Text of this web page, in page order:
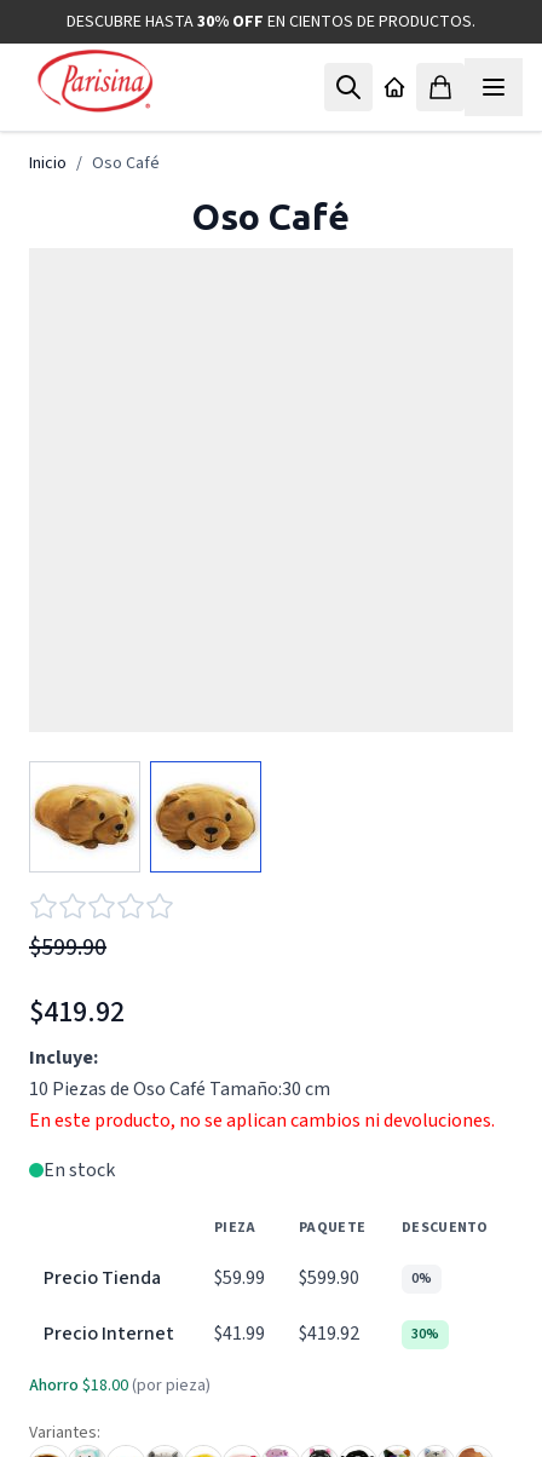
Ir al contenidoDESCUBRE HASTA30% OFF EN CIENTOS DE PRODUCTOS.
Inicio / Oso Café
Oso Café
$599.90
$419.92
Incluye:
10 Piezas de Oso Café Tamaño:30 cm
En este producto, no se aplican cambios ni devoluciones.
En stock
PIEZA PAQUETE DESCUENTO
Precio Tienda $59.99 $599.90 0%
Precio Internet $41.99 $419.92 30%
Ahorro $18.00 (por pieza)
Variantes: